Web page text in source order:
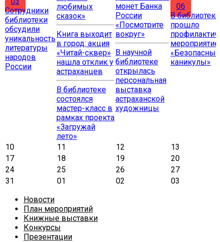
Сотрудники
библиотеки
обсудили
уникальность
литературы
народов
России
любимых
сказок»
Книга выходит
в город: акция
«Читай-сквер»
нашла отклик у
астраханцев
В библиотеке
состоялся
мастер-класс в
рамках проекта
«Загружай
лето»
монет Банка
России
«Посмотрите
вокруг»
В научной
библиотеке
открылась
персональная
выставка
астраханской
художницы
06
В библиотеке
прошло
мероприятие
«Безопасные
каникулы»
10 11 12
13
17
18 19
20
24
25 26
27
31
01 02
03
Новости
План мероприятий
Книжные выставки
Конкурсы
Презентации